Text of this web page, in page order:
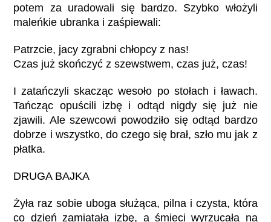
potem za uradowali się bardzo. Szybko włożyli
maleńkie ubranka i zaśpiewali:
Patrzcie, jacy zgrabni chłopcy z nas!
Czas już skończyć z szewstwem, czas już, czas!
I zatańczyli skacząc wesoło po stołach i ławach.
Tańcząc opuścili izbę i odtąd nigdy się już nie
zjawili. Ale szewcowi powodziło się odtąd bardzo
dobrze i wszystko, do czego się brał, szło mu jak z
płatka.
DRUGA BAJKA
Żyła raz sobie uboga służąca, pilna i czysta, która
co dzień zamiatała izbę, a śmieci wyrzucała na